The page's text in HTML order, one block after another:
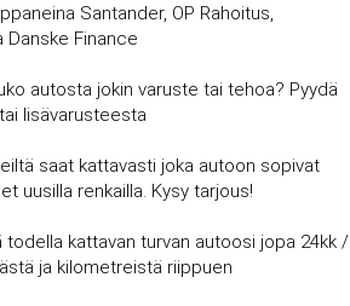
Santander, OP Rahoitus,
Danske Finance
autosta jokin varuste tai tehoa? Pyydä
lisävarusteesta
saat kattavasti joka autoon sopivat
uusilla renkailla. Kysy tarjous!
todella kattavan turvan autoosi jopa 24kk /
ja kilometreistä riippuen